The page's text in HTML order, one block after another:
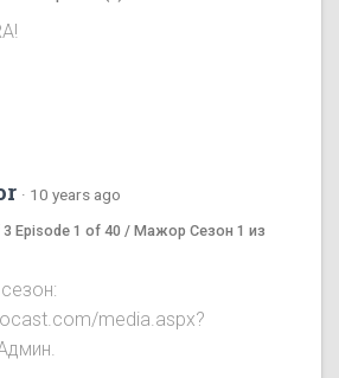
· 10 years ago
Episode 1 of 40 / Мажор Сезон 1 из
media.aspx?